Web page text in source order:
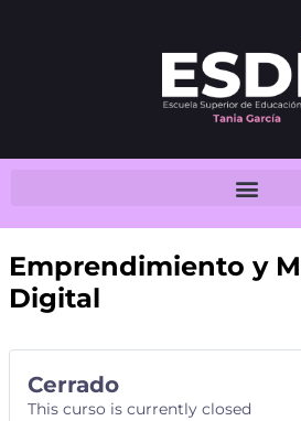
Emprendimiento y
Digital
Cerrado
This curso is currently closed